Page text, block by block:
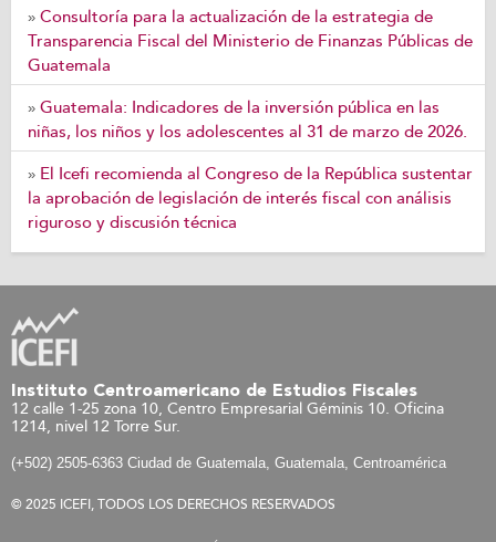
» Consultoría para la actualización de la estrategia de
Transparencia Fiscal del Ministerio de Finanzas Públicas de
Guatemala
» Guatemala: Indicadores de la inversión pública en las
niñas, los niños y los adolescentes al 31 de marzo de 2026.
» El Icefi recomienda al Congreso de la República sustentar
la aprobación de legislación de interés fiscal con análisis
riguroso y discusión técnica
Instituto Centroamericano de Estudios Fiscales
12 calle 1-25 zona 10, Centro Empresarial Géminis 10. Oficina
1214, nivel 12 Torre Sur.
(+502) 2505-6363 Ciudad de Guatemala, Guatemala, Centroamérica
© 2025 ICEFI, TODOS LOS DERECHOS RESERVADOS